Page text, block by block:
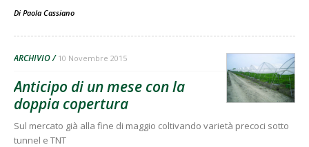
Di Paola Cassiano
ARCHIVIO 10 Novembre 2015
Anticipo di un mese con la
doppia copertura
Sul mercato già alla fine di maggio coltivando varietà precoci sotto
tunnel e TNT